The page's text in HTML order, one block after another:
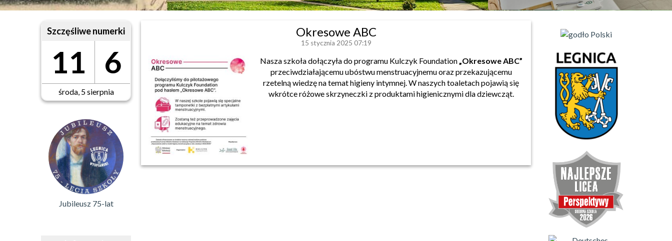
Szczęśliwe numerki
11 6
środa, 5 sierpnia
Jubileusz 75-lat
Okresowe ABC
15 stycznia 2025 07:19
Nasza szkoła dołączyła do programu Kulczyk Foundation„Okresowe ABC”
przeciwdziałającemu ubóstwu menstruacyjnemu oraz przekazującemu
rzetelną wiedzę na temat higieny intymnej. W naszych toaletach pojawią się
wkrótce różowe skrzyneczki z produktami higienicznymi dla dziewcząt.